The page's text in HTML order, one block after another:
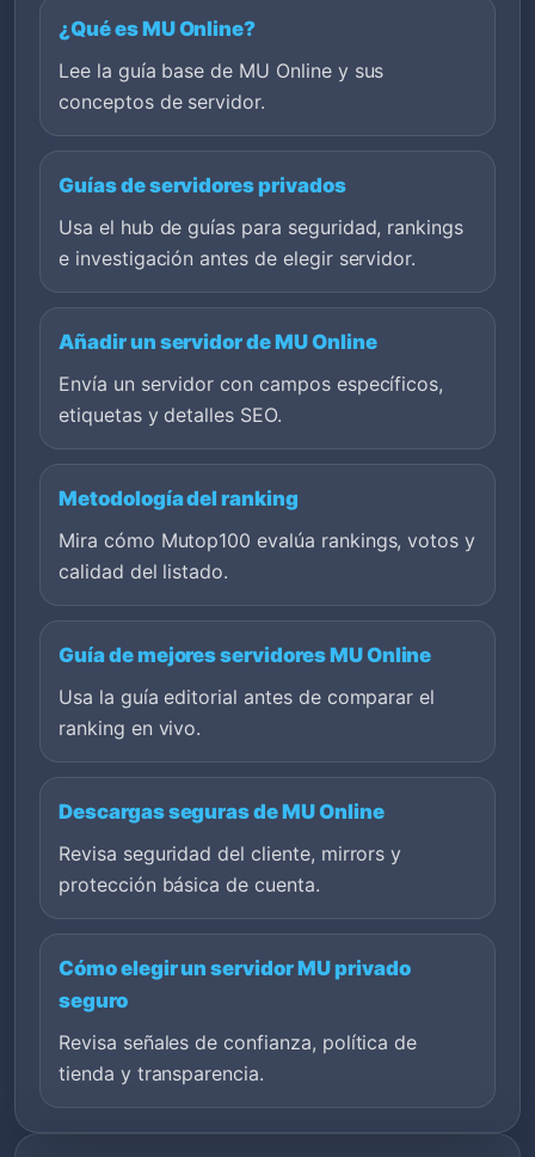
¿Qué es MU Online?
Lee la guía base de MU Online y sus
conceptos de servidor.
Guías de servidores privados
Usa el hub de guías para seguridad, rankings
e investigación antes de elegir servidor.
Añadir un servidor de MU Online
Envía un servidor con campos específicos,
etiquetas y detalles SEO.
Metodología del ranking
Mira cómo Mutop100 evalúa rankings, votos y
calidad del listado.
Guía de mejores servidores MU Online
Usa la guía editorial antes de comparar el
ranking en vivo.
Descargas seguras de MU Online
Revisa seguridad del cliente, mirrors y
protección básica de cuenta.
Cómo elegir un servidor MU privado
seguro
Revisa señales de confianza, política de
tienda y transparencia.